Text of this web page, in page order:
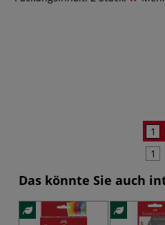
Das könnte Sie auch